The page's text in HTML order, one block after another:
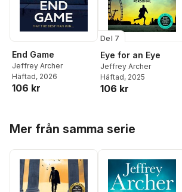
End Game
Jeffrey Archer
Häftad, 2026
106 kr
Del 7
Eye for an Eye
Jeffrey Archer
Häftad, 2025
106 kr
Mer från samma serie